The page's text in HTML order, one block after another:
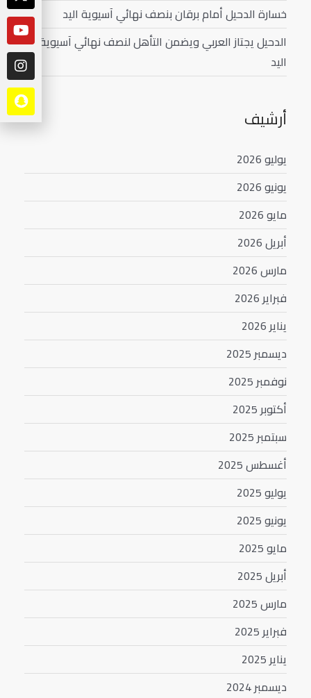
خسارة الدحيل أمام برقان بنصف نهائي آسيوية اليد
الدحيل يجتاز العربي ويضمن التأهل لنصف نهائي آسيوية
اليد
أرشيف
يوليو 2026
يونيو 2026
مايو 2026
أبريل 2026
مارس 2026
فبراير 2026
يناير 2026
ديسمبر 2025
نوفمبر 2025
أكتوبر 2025
سبتمبر 2025
أغسطس 2025
يوليو 2025
يونيو 2025
مايو 2025
أبريل 2025
مارس 2025
فبراير 2025
يناير 2025
ديسمبر 2024